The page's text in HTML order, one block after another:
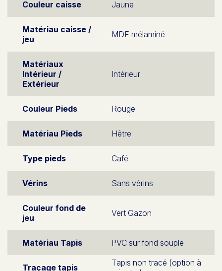
Couleur caisse Jaune
Matériau caisse /
jeu
MDF mélaminé
Matériaux
Intérieur /
Extérieur
Intérieur
Couleur Pieds Rouge
Matériau Pieds Hêtre
Type pieds Café
Vérins Sans vérins
Couleur fond de
jeu
Vert Gazon
Matériau Tapis PVC sur fond souple
Traçage tapis
Tapis non tracé (option à